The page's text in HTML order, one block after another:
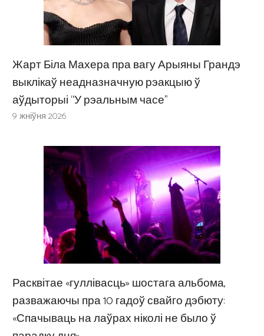
Жарт Біла Махера пра вагу Арыяны Грандэ
выклікаў неадназначную рэакцыю ў
аўдыторыі “У рэальным часе”
9 жніўня 2026
Расквітае «гуллівасць» шостага альбома,
разважаючы пра 10 гадоў свайго дэбюту:
«Спачываць на лаўрах ніколі не было ў